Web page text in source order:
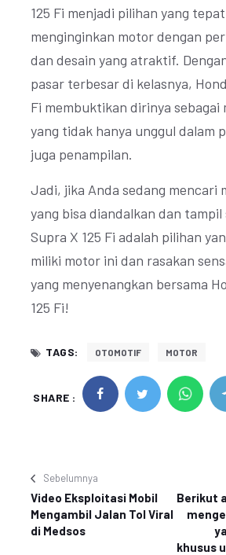
125 Fi menjadi pilihan yang
menginginkan motor dengan
dan desain yang atraktif.
pasar terbesar di kelasnya,
Fi membuktikan dirinya sebagai
yang tidak hanya unggul dalam
juga penampilan.
Jadi, jika Anda sedang mencari
yang bisa diandalkan dan
Supra X 125 Fi adalah pilihan
miliki motor ini dan rasakan
yang menyenangkan bersama
125 Fi!
TAGS: OTOMOTIF MOTOR
SHARE :
Sebelumnya
Video Eksploitasi Mobil
Mengambil Jalan Tol Viral
di Medsos
Berikut
khusus